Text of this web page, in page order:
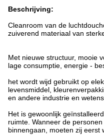
Beschrijving:
Cleanroom van de
zuiverend materiaal van
Met nieuwe structuur, mooie
lage consumptie, energie -
het wordt wijd gebruikt op
levensmiddel,
en andere industrie en
Het is gewoonlijk
ruimte. Wanneer de
binnengaan, moeten zij eerst